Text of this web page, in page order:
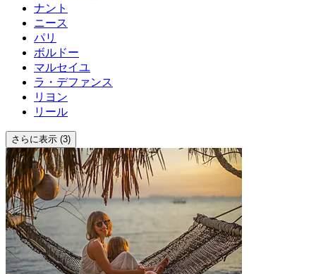
ナント
ニース
パリ
ボルドー
マルセイユ
ラ・デファンス
リヨン
リール
さらに表示 (3)